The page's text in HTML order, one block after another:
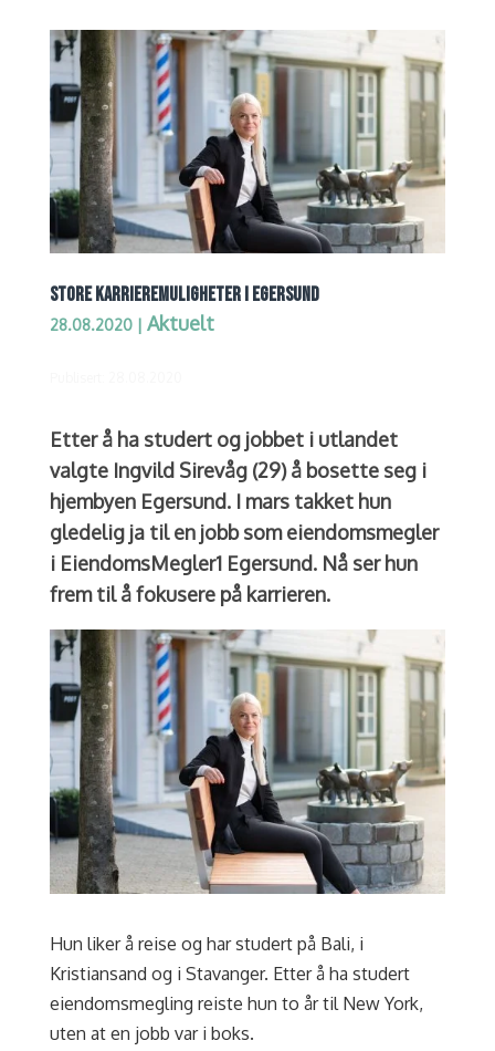
STORE KARRIEREMULIGHETER I EGERSUND
28.08.2020| Aktuelt
Etter å ha studert og jobbet i utlandet
valgte Ingvild Sirevåg (29) å bosette seg i
hjembyen Egersund. I mars takket hun
gledelig ja til en jobb som eiendomsmegler
i EiendomsMegler1 Egersund. Nå ser hun
frem til å fokusere på karrieren.
Hun liker å reise og har studert på Bali, i
Kristiansand og i Stavanger. Etter å ha studert
eiendomsmegling reiste hun to år til New York,
uten at en jobb var i boks.